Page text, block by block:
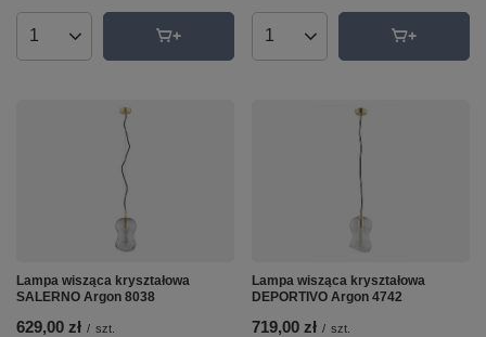
Ilość produktów Ilość produktów
Lampa wisząca kryształowa
SALERNO Argon 8038
629,00 zł / szt.
Lampa wisząca kryształowa
DEPORTIVO Argon 4742
719,00 zł / szt.